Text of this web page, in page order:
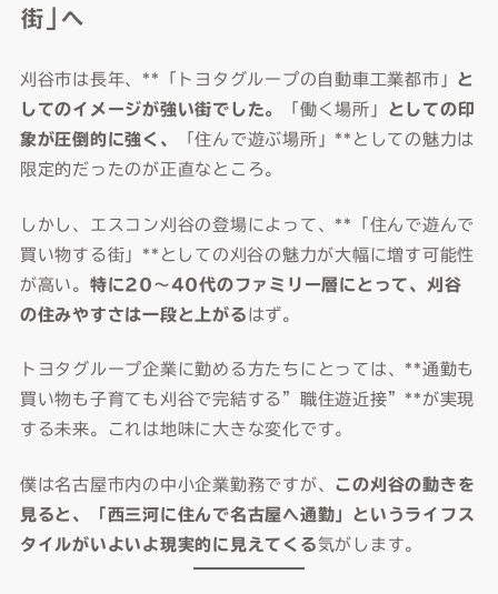
街」へ
刈谷市は長年、**「トヨタグループの自動車工業都市」 と
してのイメージが強い街でした。
「働く場所」 としての印
象が圧倒的に強く、
「住んで遊ぶ場所」**としての魅力は
限定的だったのが正直なところ。
しかし、エスコン刈谷の登場によって、**「住んで遊んで
買い物する街」**としての刈谷の魅力が大幅に増す可能性
が高い。 特に20〜40代のファミリー層にとって、刈谷
の住みやすさは一段と上がる はず。
トヨタグループ企業に勤める方たちにとっては、**通勤も
買い物も子育ても刈谷で完結する”職住遊近接”**が実現
する未来。これは地味に大きな変化です。
僕は名古屋市内の中小企業勤務ですが、 この刈谷の動きを
見ると、「西三河に住んで名古屋へ通勤」というライフス
タイルがいよいよ現実的に見えてくる気がします。